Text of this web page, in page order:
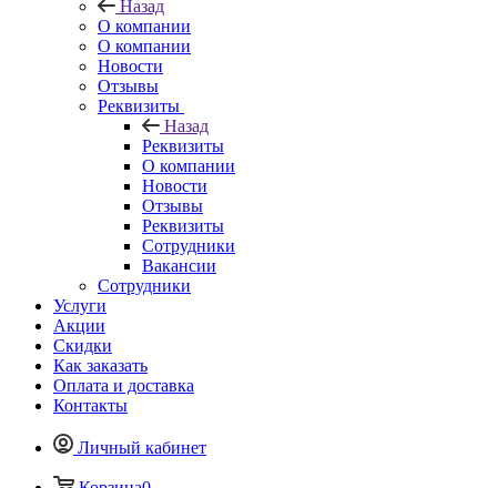
Назад
О компании
О компании
Новости
Отзывы
Реквизиты
Назад
Реквизиты
О компании
Новости
Отзывы
Реквизиты
Сотрудники
Вакансии
Сотрудники
Услуги
Акции
Скидки
Как заказать
Оплата и доставка
Контакты
Личный кабинет